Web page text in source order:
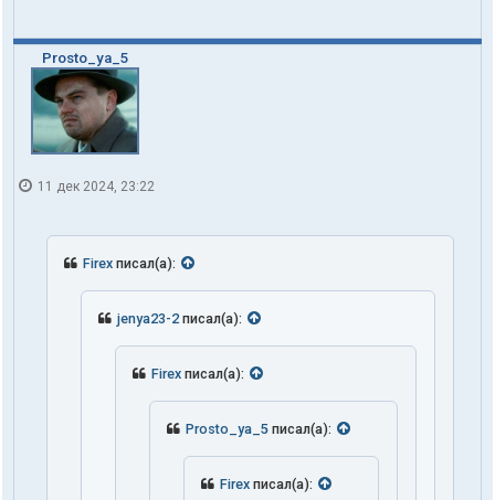
Prosto_ya_5
11 дек 2024, 23:22
Firex писал(а):
jenya23-2писал(а):
Firex писал(а):
Prosto_ya_5 писал(а):
Firex писал(а):